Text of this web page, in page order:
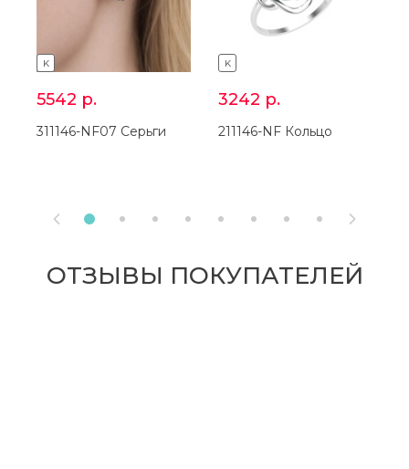
K
5542 р.
311146-NF07 Серьги
K
3242 р.
211146-NF Кольцо
 
ОТЗЫВЫ ПОКУПАТЕЛЕЙ